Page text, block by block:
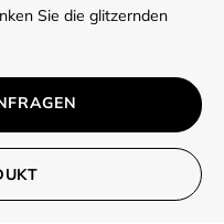
Sie die glitzernden